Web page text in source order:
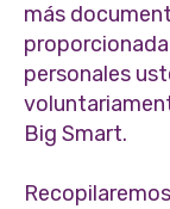
más
personales
Big Smart.